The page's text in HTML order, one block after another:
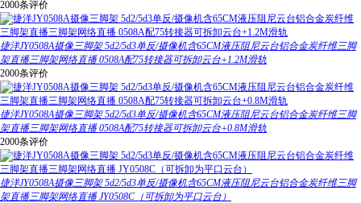
2000条评价
捷洋JY0508A摄像三脚架 5d2/5d3单反/摄像机含65CM液压阻尼云台铝合金炭纤维三脚
架直播三脚架网络直播 0508A配75转接器可拆卸云台+1.2M滑轨
2000条评价
捷洋JY0508A摄像三脚架 5d2/5d3单反/摄像机含65CM液压阻尼云台铝合金炭纤维三脚
架直播三脚架网络直播 0508A配75转接器可拆卸云台+0.8M滑轨
2000条评价
捷洋JY0508A摄像三脚架 5d2/5d3单反/摄像机含65CM液压阻尼云台铝合金炭纤维三脚
架直播三脚架网络直播 JY0508C（可拆卸为平口云台）